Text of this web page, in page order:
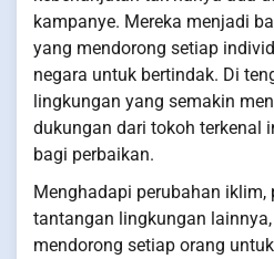
kampanye. Mereka menjadi
yang mendorong setiap
negara untuk bertindak. Di
lingkungan yang semakin
dukungan dari tokoh terkenal
bagi perbaikan.
Menghadapi perubahan iklim,
tantangan lingkungan
mendorong setiap orang